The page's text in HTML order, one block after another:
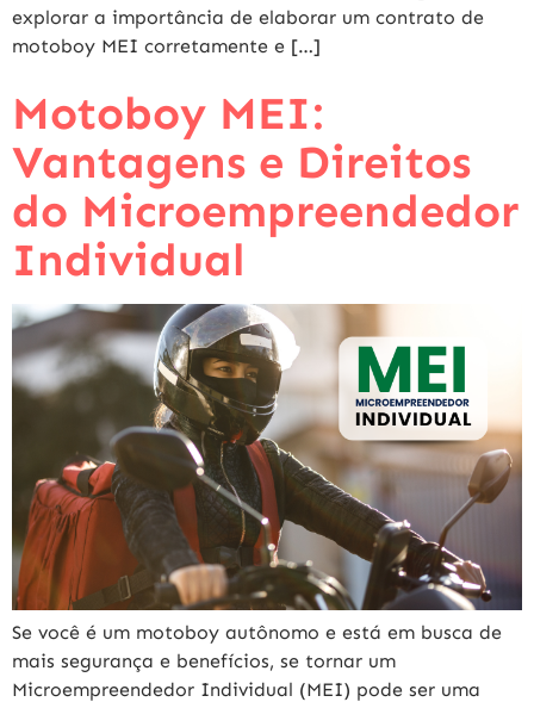
explorar a importância de elaborar um contrato de
motoboy MEI corretamente e […]
Motoboy MEI:
Vantagens e Direitos
do Microempreendedor
Individual
Se você é um motoboy autônomo e está em busca de
mais segurança e benefícios, se tornar um
Microempreendedor Individual (MEI) pode ser uma